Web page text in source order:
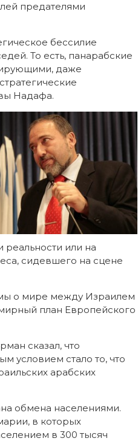
предателями
бессилие
То есть, панарабские
даже
Надафа.
или на
сидевшего на сцене
о мире между Израилем
план Европейского
сказал, что
условием стало то, что
арабских
обмена населениями.
в которых
в 300 тысяч